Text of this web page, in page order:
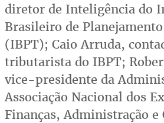
diretor de Inteligência do
Brasileiro de
(IBPT); Caio Arruda,
tributarista do IBPT;
vice-presidente da
Associação Nacional dos
Finanças, Administração e